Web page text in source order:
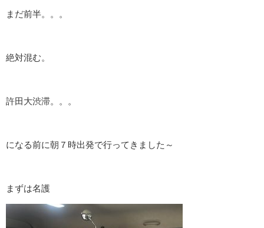
まだ前半。。。
絶対混む。
許田大渋滞。。。
になる前に朝７時出発で行ってきました～
まずは名護